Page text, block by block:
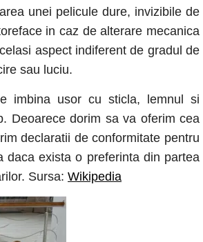
unei pelicule dure, invizibile de
in caz de alterare mecanica
aspect indiferent de gradul de
sau luciu.
imbina usor cu sticla, lemnul si
Deoarece dorim sa va oferim cea
declaratii de conformitate pentru
daca exista o preferinta din partea
Sursa: Wikipedia